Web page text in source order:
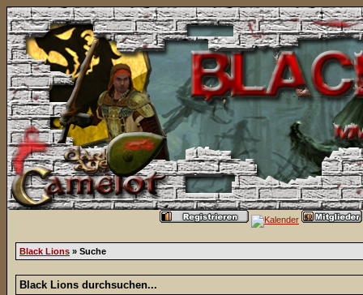
Black Lions » Suche
Black Lions durchsuchen...